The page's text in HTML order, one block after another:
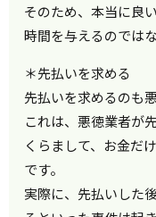
そのため、本当に良
時間を与えるのでは
＊先払いを求める
先払いを求めるのも
これは、悪徳業者が
くらまして、お金だ
です。
実際に、先払いした